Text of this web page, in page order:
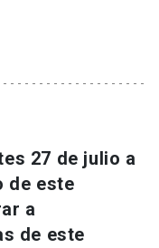
27 de julio a
de este
a
de este